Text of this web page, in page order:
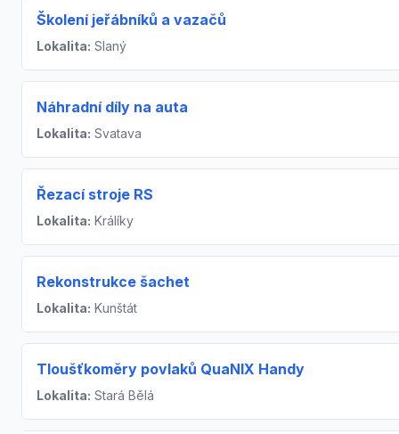
Školení jeřábníků a vazačů
Lokalita: Slaný
Náhradní díly na auta
Lokalita: Svatava
Řezací stroje RS
Lokalita: Králíky
Rekonstrukce šachet
Lokalita: Kunštát
Tloušťkoměry povlaků QuaNIX Handy
Lokalita: Stará Bělá